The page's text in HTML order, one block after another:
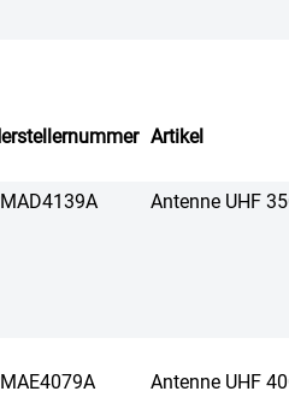
Artikel
Antenne UHF
Antenne UHF